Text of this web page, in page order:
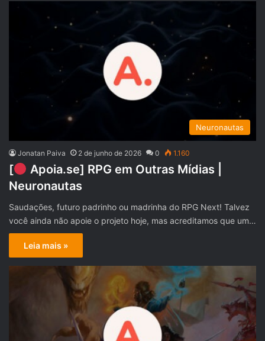
Neuronautas
Jonatan Paiva 2 de junho de 2026 0 1.160
[
Apoia.se] RPG em Outras Mídias |
Neuronautas
Saudações, futuro padrinho ou madrinha do RPG Next! Talvez
você ainda não apoie o projeto hoje, mas acreditamos que um…
Leia mais »